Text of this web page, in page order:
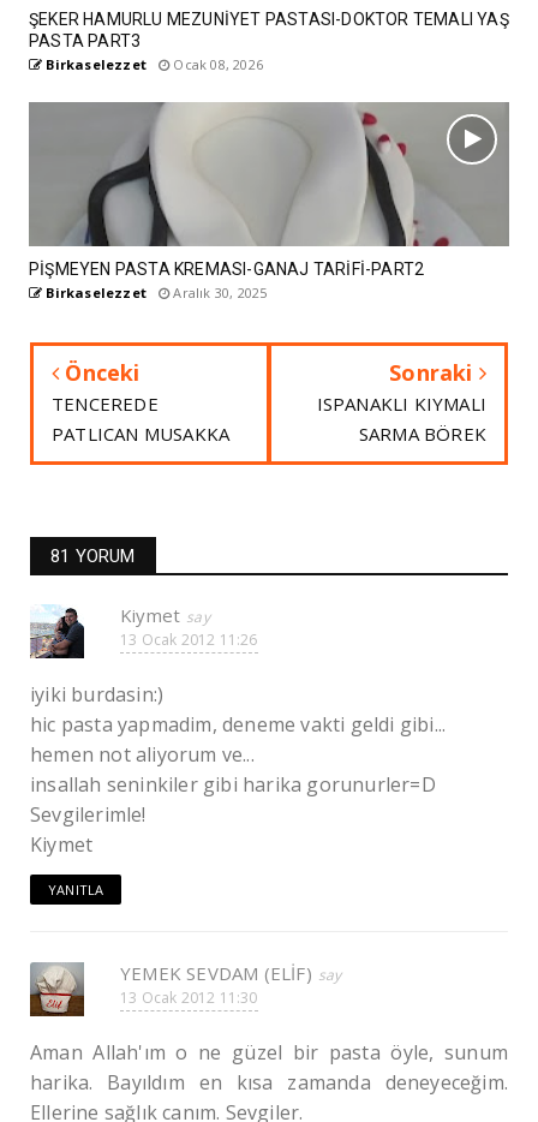
ŞEKER HAMURLU MEZUNİYET PASTASI-DOKTOR TEMALI YAŞ
PASTA PART3
Birkaselezzet Ocak 08, 2026
PİŞMEYEN PASTA KREMASI-GANAJ TARİFİ-PART2
Birkaselezzet Aralık 30, 2025
Önceki
TENCEREDE
PATLICAN MUSAKKA
Sonraki
ISPANAKLI KIYMALI
SARMA BÖREK
81 YORUM
Kiymet
13 Ocak 2012 11:26
iyiki burdasin:)
hic pasta yapmadim, deneme vakti geldi gibi...
hemen not aliyorum ve...
insallah seninkiler gibi harika gorunurler=D
Sevgilerimle!
Kiymet
YANITLA
YEMEK SEVDAM (ELİF)
13 Ocak 2012 11:30
Aman Allah'ım o ne güzel bir pasta öyle, sunum
harika. Bayıldım en kısa zamanda deneyeceğim.
Ellerine sağlık canım. Sevgiler.